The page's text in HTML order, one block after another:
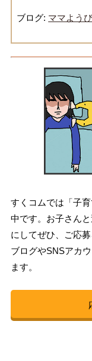
ブログ: ママようび
すくコムでは「子
中です。お子さん
にしてぜひ、ご応募
ブログやSNSアカ
ます。